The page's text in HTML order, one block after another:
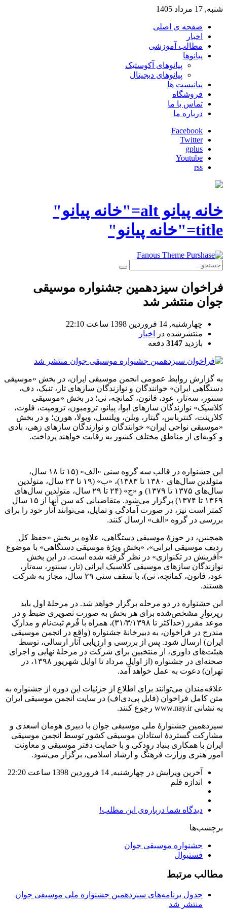
شنبه, 17 مرداد 1405
صفحه ی اصلی
اخبار
مطالب آموزشی
پیانوها
پیانوهای آکوستیک
پیانوهای دیجیتال
پیانیست ها
فروشگاه
تماس با ما
درباره ما
Facebook
Twitter
gplus
Youtube
rss
خانه پیانو alt="خانه پیانو"
title="خانه پیانو"
فراخوان سیزدهمین جشنواره موسیقی
جوان منتشر شد
چهارشنبه, 14 فروردين 1398 ساعت 22:10
منتشرشده در
اخبار
بازدید 3147 دفعه
به گزارش روابط عمومی انجمن موسیقی ایران، در بخش «موسیقی
دستگاهی ایران» خوانندگان و نوازندگان سازهای تار، تنبک، دف،
سنتور، سه‌تار، عود، قانون، کمانچه، نی؛ در بخش «موسیقی
کلاسیک» نوازندگان سازهای ابوا، پیانو، ترومبون، ترومپت، فلوت،
کلارینت، کنترباس، گیتار، ویلن، ویلنسل، ویولا، هورن؛ و در بخش
«موسیقی نواحی ایران» خوانندگان و نوازندگان سازهای زهی، بادی
و کوبه‌ای از مناطق مختلف کشور به رقابت خواهند پرداخت.
این جشنواره در قالب سه گروه سنی «الف» (۱۵ تا ۱۸ سال،
متولدین سال‌های ۱۳۸۰ تا ۱۳۸۳)، «ب» (۱۹ تا ۲۳ سال، متولدین
سال‌های ۱۳۷۵ تا ۱۳۷۹) و «ج» (۲۴ تا ۲۹ سال، متولدین سال‌های
۱۳۶۹ تا ۱۳۷۴) برگزار می‌شود. متقاضیانی که سن آنها از ۱۵ سال
کمتر است نیز، در صورت آمادگی و تمایل، می‌توانند آثار خود را برای
بررسی در گروه «الف» ارسال کنند.
همچنین، در حوزۀ موسیقی دستگاهی، علاوه بر بخش «حفظ کل
ردیف موسیقی ایرانی»، «بخش ویژۀ موسیقی دستگاهی» با موضوع
«آفرینش در تکنوازی» در نظر گرفته شده است. در این بخش
نوازندگان سازهای موسیقی کلاسیک ایرانی (تار، سنتور، سه‌تار،
عود، قانون، کمانچه، نی)، با سقف سنی ۲۹ سال، مجاز به شرکت
هستند.
این جشنواره در دو مرحله برگزار خواهد شد. در مرحلۀ اول باید
رپرتوارِ مشخص‌شده برای هر بخش به صورت تصویری ضبط و در
موعد مقرر (حداکثر تا ۳۱/۳/۱۳۹۸)، همراه با فُرم ثبت‌نام و مدارکِ
مندرج در فراخوان، به دبیرخانۀ جشنواره (واقع در انجمن موسیقی
ایران) ارسال شود. پس از بررسی و ارزیابی آثار ارسالی، توسط
هیئت‌های داوری، از منتخبین برای شرکت در مرحلۀ نهایی و اجرای
صحنه‌ای در جشنواره (از اوایل مرداد تا اوایل شهریور ۱۳۹۸، در
تهران) دعوت به عمل خواهد آمد.
علاقه‌مندان می‌توانند برای اطلاع از جزئیات این دوره از جشنواره به
متن کامل فراخوان (فایل پی‌دی‌اف) در سایت انجمن موسیقی ایران
به نشانی www.nay.ir رجوع کنند.
سیزدهمین جشنوارۀ ملی موسیقی جوان با دبیری هومان اسعدی و
مشارکت گستردۀ استادان موسیقی کشور توسط انجمن موسیقی
ایران با همکاری بنیاد رودکی و با حمایت دفتر موسیقی و معاونت
امور هنری وزارت فرهنگ و ارشاد اسلامی، برگزار می‌شود.
آخرین ویرایش در چهارشنبه, 14 فروردين 1398 ساعت 22:20
اندازه قلم
دیدگاه شما درباره‌ی این مطلب!
برچسب‌ها
جشنواره موسیقی جوان
فستیوال
مطالب مرتبط
جدول برنامه‌های سیزدهمین جشنواره ملی موسیقی جوان
منتشر شد